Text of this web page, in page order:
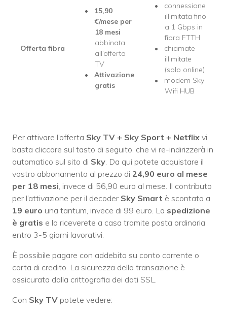
Offerta fibra
15,90
€/mese per
18 mesi
abbinata
all’offerta
TV
Attivazione
gratis
connessione
illimitata fino
a 1 Gbps in
fibra FTTH
chiamate
illimitate
(solo online)
modem Sky
Wifi HUB
Per attivare l’offerta Sky TV + Sky Sport + Netflix vi
basta cliccare sul tasto di seguito, che vi re-indirizzerà in
automatico sul sito di Sky . Da qui potete acquistare il
vostro abbonamento al prezzo di 24,90 euro al mese
per 18 mesi , invece di 56,90 euro al mese. Il contributo
per l’attivazione per il decoder Sky Smart è scontato a
19 euro una tantum, invece di 99 euro. La spedizione
è gratis e lo riceverete a casa tramite posta ordinaria
entro 3-5 giorni lavorativi.
È possibile pagare con addebito su conto corrente o
carta di credito. La sicurezza della transazione è
assicurata dalla crittografia dei dati SSL.
Con Sky TV potete vedere: